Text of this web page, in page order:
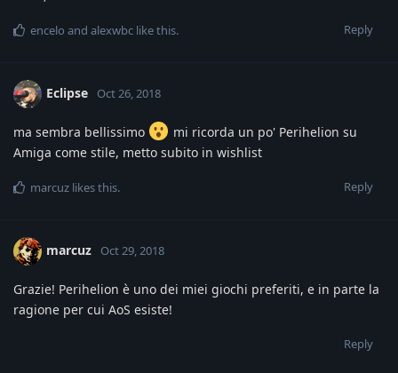
Reply
encelo and alexwbc like this.
Eclipse Oct 26, 2018
ma sembra bellissimo
mi ricorda un po' Perihelion su
Amiga come stile, metto subito in wishlist
Reply
marcuz likes this.
marcuz Oct 29, 2018
Grazie! Perihelion è uno dei miei giochi preferiti, e in parte la
ragione per cui AoS esiste!
Reply